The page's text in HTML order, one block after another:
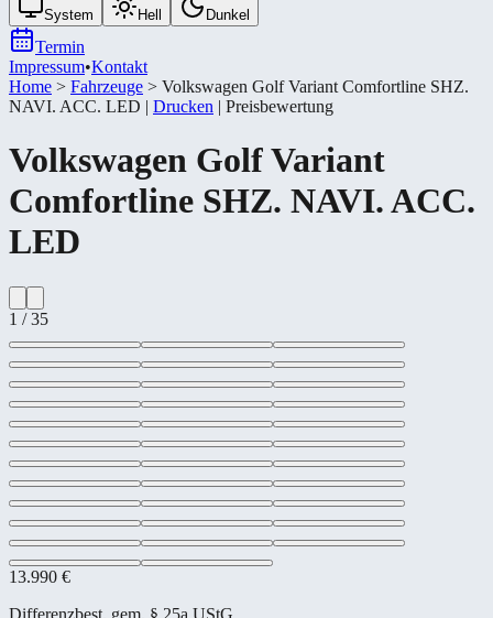
System Hell Dunkel
Termin
Impressum•Kontakt
Home > Fahrzeuge > Volkswagen Golf Variant Comfortline SHZ.
NAVI. ACC. LED | Drucken | Preisbewertung
Volkswagen Golf Variant
Comfortline SHZ. NAVI. ACC.
LED
1 /35
13.990 €
Differenzbest. gem. § 25a UStG